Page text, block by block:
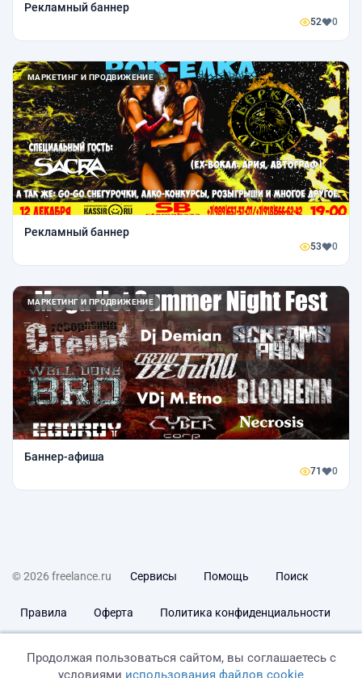
Рекламный баннер
52 0
МАРКЕТИНГ И ПРОДВИЖЕНИЕ
Рекламный баннер
53 0
МАРКЕТИНГ И ПРОДВИЖЕНИЕ
Баннер-афиша
71 0
© 2026 freelance.ru Сервисы Помощь Поиск
Правила Оферта Политика конфиденциальности
Продолжая пользоваться сайтом, вы соглашаетесь с
условиями использования файлов cookie